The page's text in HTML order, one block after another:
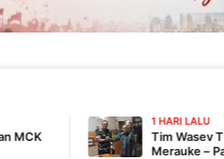
1 HARI LALU
Tim Wasev TMMD ke-129,
Merauke – Papua Selatan